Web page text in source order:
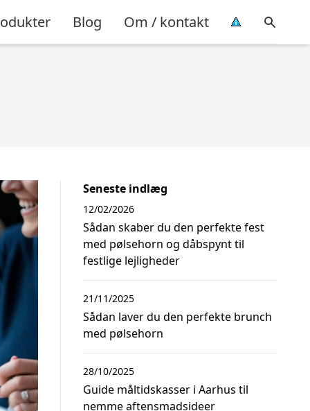
Blog Om / kontakt
Seneste indlæg
Sådan skaber du den perfekte fest
med pølsehorn og dåbspynt til
festlige lejligheder
12/02/2026
Sådan laver du den perfekte brunch
med pølsehorn
21/11/2025
Guide måltidskasser i Aarhus til
nemme aftensmadsideer
28/10/2025